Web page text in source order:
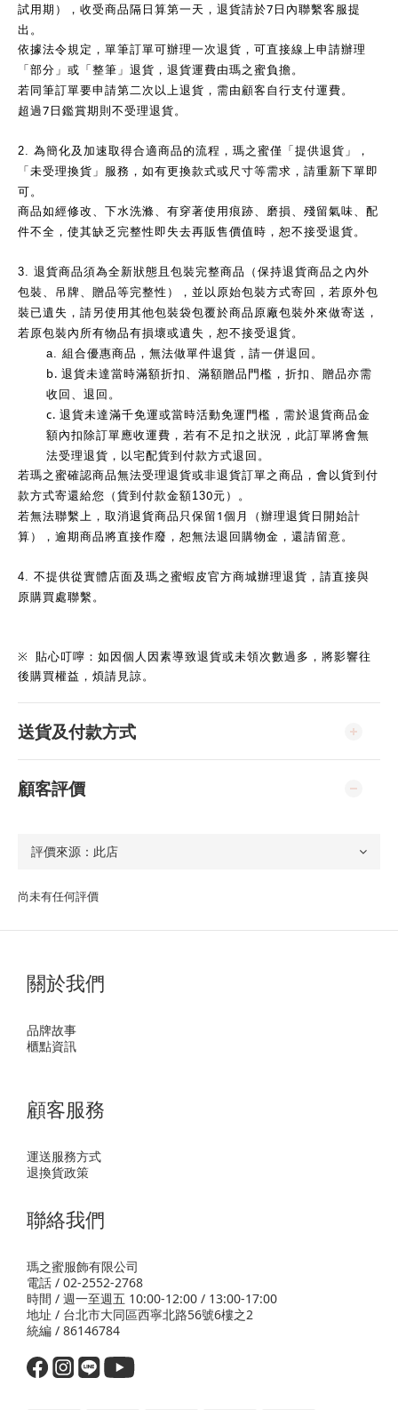
試用期），收受商品隔日算第一天，退貨請於7 日內聯繫客服提
出。
依據法令規定，單筆訂單可辦理一次退貨，可直接線上申請辦理
「部分」或「整筆」退貨，退貨運費由瑪之蜜負擔。
若同筆訂單要申請第二次以上退貨，需由顧客自行支付運費。
超過7 日鑑賞期則不受理退貨。
2. 為簡化及加速取得合適商品的流程，瑪之蜜僅「提供退貨」，
「未受理換貨」服務，如有更換款式或尺寸等需求，請重新下單即
可。
商品如經修改、下水洗滌、有穿著使用痕跡、磨損、殘留氣味、配
件不全，使其缺乏完整性即失去再販售價值時，恕不接受退貨。
3. 退貨商品須為全新狀態且包裝完整商品（保持退貨商品之內外
包裝、吊牌、贈品等完整性），並以原始包裝方式寄回，若原外包
裝已遺失，請另使用其他包裝袋包覆於商品原廠包裝外來做寄送，
若原包裝內所有物品有損壞或遺失，恕不接受退貨。
a. 組合優惠商品，無法做單件退貨，請一併退回。
b. 退貨未達當時滿額折扣、滿額贈品門檻，折扣、贈品亦需
收回、退回。
c. 退貨未達滿千免運或當時活動免運門檻，需於退貨商品金
額內扣除訂單應收運費，若有不足扣之狀況，此訂單將會無
法受理退貨，以宅配貨到付款方式退回。
若瑪之蜜確認商品無法受理退貨或非退貨訂單之商品，會以貨到付
款方式寄還給您（貨到付款金額130元）。
若無法聯繫上，取消退貨商品只保留 1 個月（辦理退貨日開始計
算），逾期商品將直接作廢，恕無法退回購物金，還請留意。
4. 不提供從實體店面及瑪之蜜蝦皮官方商城辦理退貨，請直接與
原購買處聯繫。
※
貼心叮嚀：如因個人因素導致退貨或未領次數過多，將影響往
後購買權益，煩請見諒。
送貨及付款方式
顧客評價
尚未有任何評價
關於我們
品牌故事
櫃點資訊
顧客服務
運送服務方式
退換貨政策
聯絡我們
瑪之蜜服飾有限公司
電話 / 02-2552-2768
時間 / 週一至週五 10:00-12:00 / 13:00-17:00
地址 / 台北市大同區西寧北路56號6樓之2
統編 / 86146784